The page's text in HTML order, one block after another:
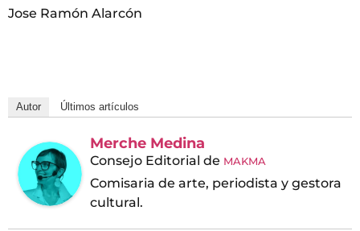
Jose Ramón Alarcón
Autor Últimos artículos
Merche Medina
Consejo Editorial de MAKMA
Comisaria de arte, periodista y gestora
cultural.